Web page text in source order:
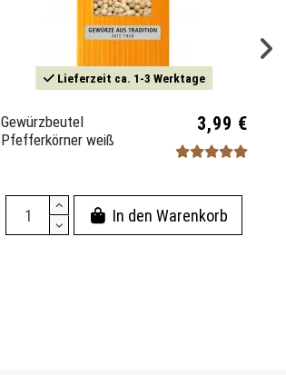
Lieferzeit ca. 1-3 Werktage
Gewürzbeutel
Pfefferkörner weiß
3,99 €
In den Warenkorb